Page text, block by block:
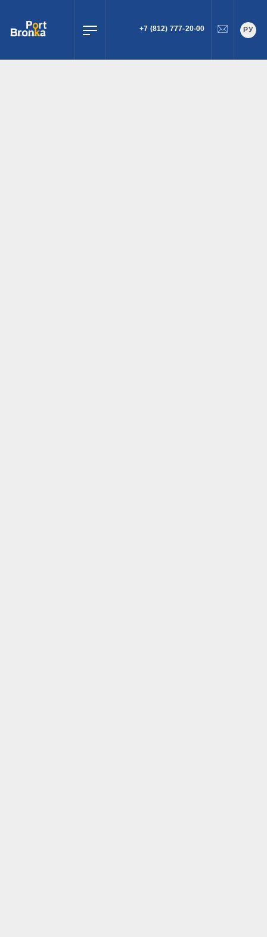
ПОИСК
+7 (812) 777-20-00 РУ